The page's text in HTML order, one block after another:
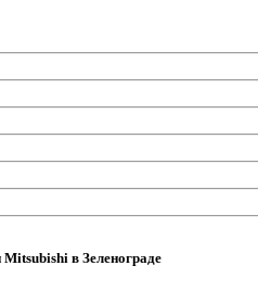
в Зеленограде